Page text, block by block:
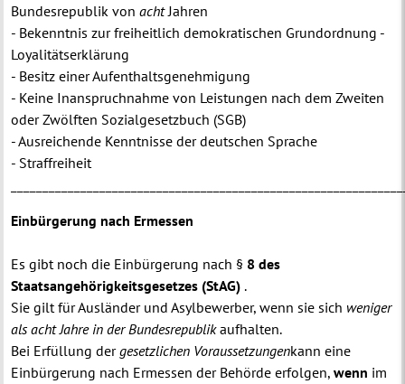
Bundesrepublik vonachtJahren
- Bekenntnis zur freiheitlich demokratischen Grundordnung -
Loyalitätserklärung
- Besitz einer Aufenthaltsgenehmigung
- Keine Inanspruchnahme von Leistungen nach dem Zweiten
oder Zwölften Sozialgesetzbuch (SGB)
- Ausreichende Kenntnisse der deutschen Sprache
- Straffreiheit
Einbürgerung nach Ermessen
Es gibt noch die Einbürgerung nach § 8 des
Staatsangehörigkeitsgesetzes (StAG) .
Sie gilt für Ausländer und Asylbewerber, wenn sie sich weniger
als acht Jahre in der Bundesrepublikaufhalten.
Bei Erfüllung dergesetzlichen Voraussetzungenkann eine
Einbürgerung nach Ermessen der Behörde erfolgen,wenn im